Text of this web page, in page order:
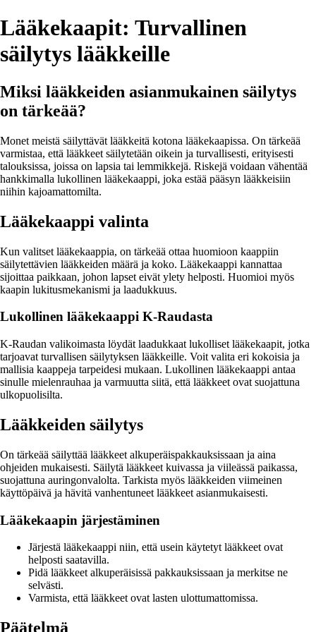
Lääkekaapit: Turvallinen
säilytys lääkkeille
Miksi lääkkeiden asianmukainen säilytys
on tärkeää?
Monet meistä säilyttävät lääkkeitä kotona lääkekaapissa. On tärkeää
varmistaa, että lääkkeet säilytetään oikein ja turvallisesti, erityisesti
talouksissa, joissa on lapsia tai lemmikkejä. Riskejä voidaan vähentää
hankkimalla lukollinen lääkekaappi, joka estää pääsyn lääkkeisiin
niihin kajoamattomilta.
Lääkekaappi valinta
Kun valitset lääkekaappia, on tärkeää ottaa huomioon kaappiin
säilytettävien lääkkeiden määrä ja koko. Lääkekaappi kannattaa
sijoittaa paikkaan, johon lapset eivät ylety helposti. Huomioi myös
kaapin lukitusmekanismi ja laadukkuus.
Lukollinen lääkekaappi K-Raudasta
K-Raudan valikoimasta löydät laadukkaat lukolliset lääkekaapit, jotka
tarjoavat turvallisen säilytyksen lääkkeille. Voit valita eri kokoisia ja
mallisia kaappeja tarpeidesi mukaan. Lukollinen lääkekaappi antaa
sinulle mielenrauhaa ja varmuutta siitä, että lääkkeet ovat suojattuna
ulkopuolisilta.
Lääkkeiden säilytys
On tärkeää säilyttää lääkkeet alkuperäispakkauksissaan ja aina
ohjeiden mukaisesti. Säilytä lääkkeet kuivassa ja viileässä paikassa,
suojattuna auringonvalolta. Tarkista myös lääkkeiden viimeinen
käyttöpäivä ja hävitä vanhentuneet lääkkeet asianmukaisesti.
Lääkekaapin järjestäminen
Järjestä lääkekaappi niin, että usein käytetyt lääkkeet ovat
helposti saatavilla.
Pidä lääkkeet alkuperäisissä pakkauksissaan ja merkitse ne
selvästi.
Varmista, että lääkkeet ovat lasten ulottumattomissa.
Päätelmä